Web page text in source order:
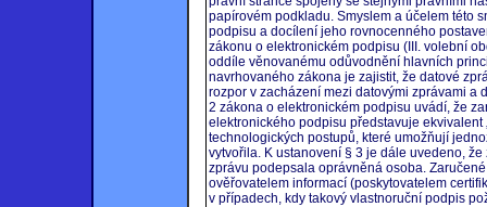
papírovém podkladu. Smyslem a účelem této
podpisu a docílení jeho rovnocenného
zákonu o elektronickém podpisu (III. volební
oddíle věnovanému odůvodnění hlavních
navrhovaného zákona je zajistit, že datové
rozpor v zacházení mezi datovými zprávami a
2 zákona o elektronickém podpisu uvádí, že
elektronického podpisu představuje
technologických postupů, které umožňují
vytvořila. K ustanovení § 3 je dále uvedeno,
zprávu podepsala oprávněná osoba.
ověřovatelem informací (poskytovatelem
v případech, kdy takový vlastnoruční podpis